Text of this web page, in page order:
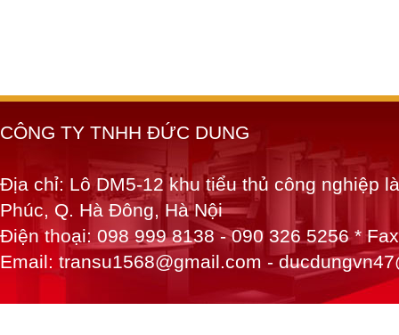
CÔNG TY TNHH ĐỨC DUNG
Địa chỉ: Lô DM5-12 khu tiểu thủ công nghiệp
Phúc, Q. Hà Đông, Hà Nội
Điện thoại: 098 999 8138 - 090 326 5256 *
Email: transu1568@gmail.com -